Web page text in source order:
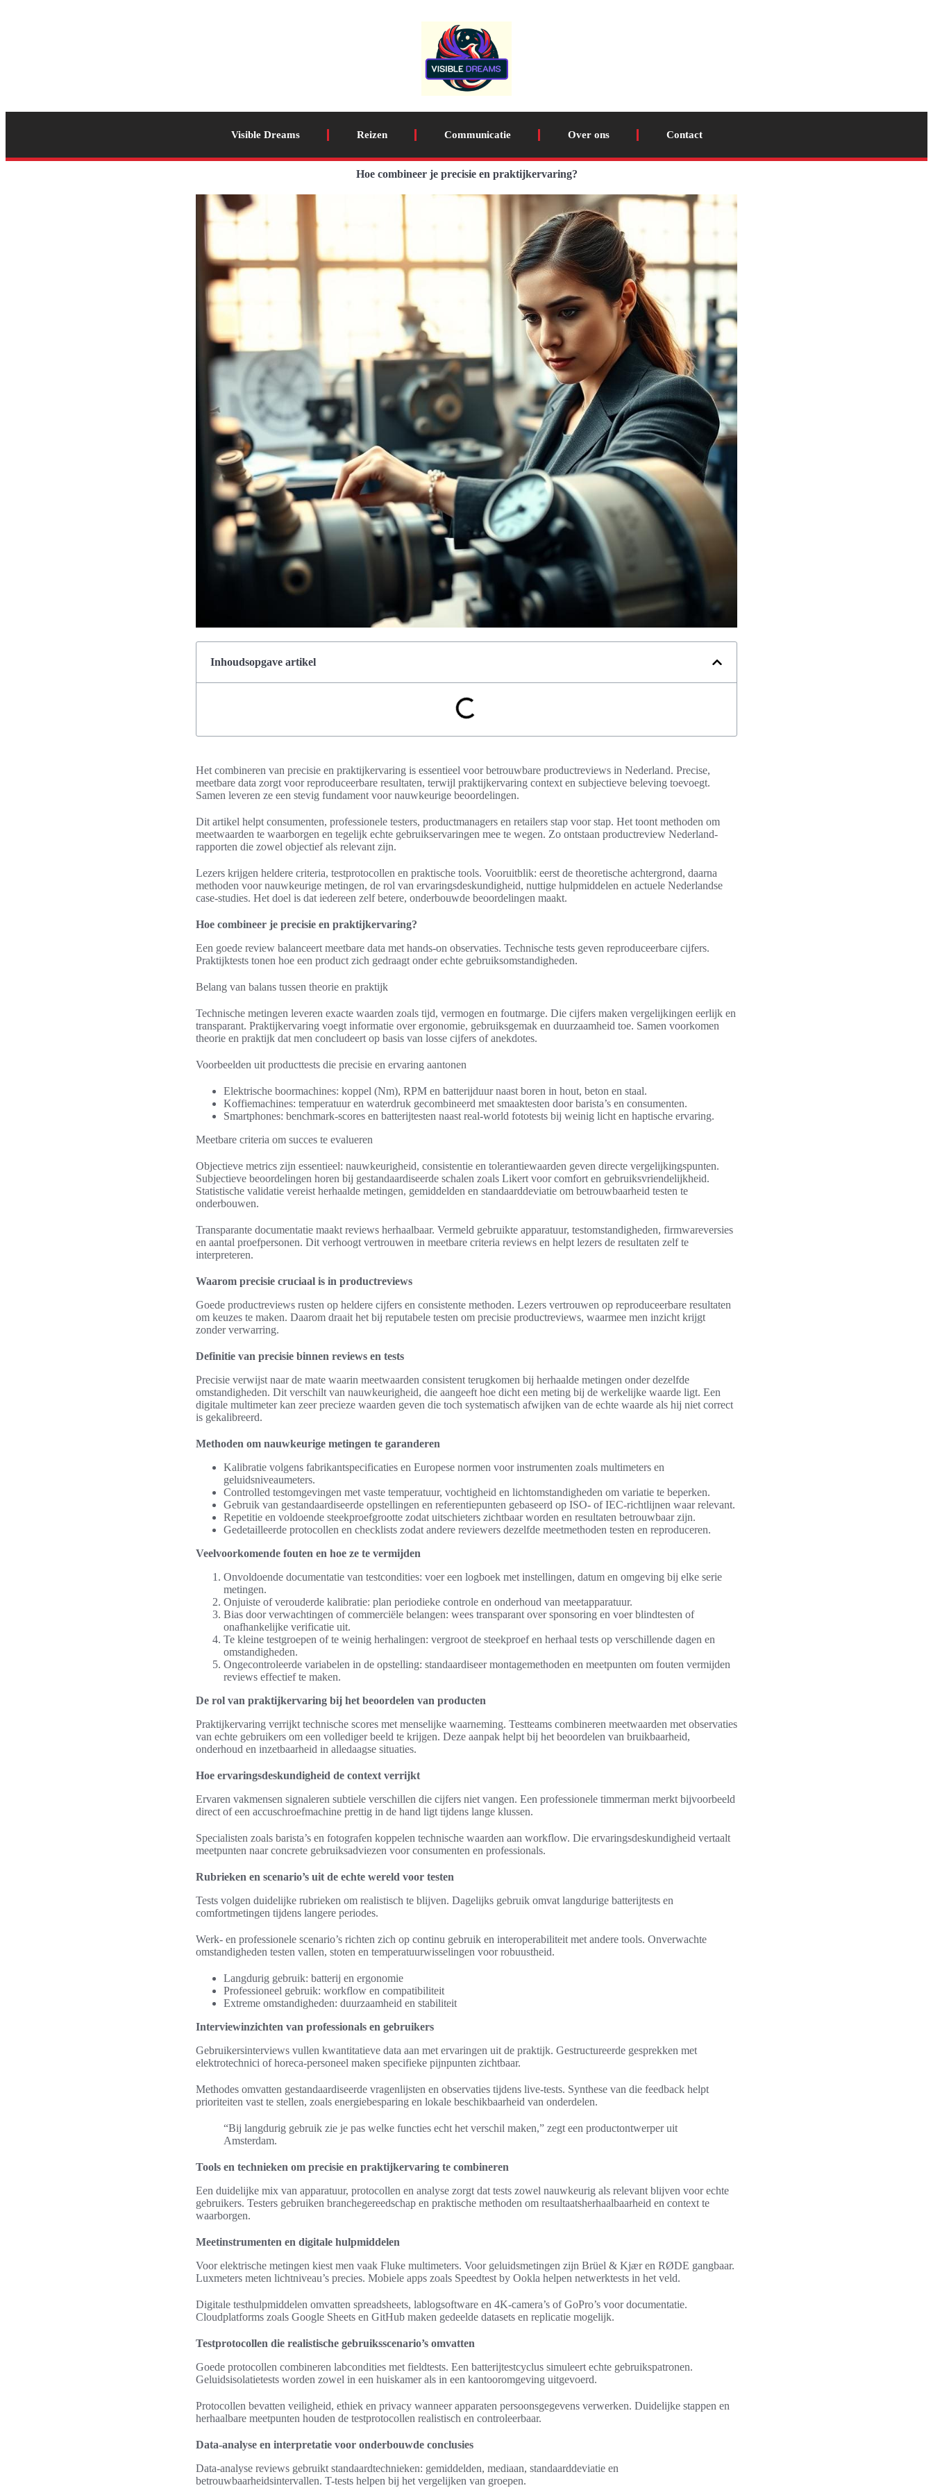
Visible Dreams Reizen Communicatie Over ons Contact
Hoe combineer je precisie en praktijkervaring?
Inhoudsopgave artikel
Het combineren van precisie en praktijkervaring is essentieel voor betrouwbare productreviews in Nederland. Precise,
meetbare data zorgt voor reproduceerbare resultaten, terwijl praktijkervaring context en subjectieve beleving toevoegt.
Samen leveren ze een stevig fundament voor nauwkeurige beoordelingen.
Dit artikel helpt consumenten, professionele testers, productmanagers en retailers stap voor stap. Het toont methoden om
meetwaarden te waarborgen en tegelijk echte gebruikservaringen mee te wegen. Zo ontstaan productreview Nederland-
rapporten die zowel objectief als relevant zijn.
Lezers krijgen heldere criteria, testprotocollen en praktische tools. Vooruitblik: eerst de theoretische achtergrond, daarna
methoden voor nauwkeurige metingen, de rol van ervaringsdeskundigheid, nuttige hulpmiddelen en actuele Nederlandse
case-studies. Het doel is dat iedereen zelf betere, onderbouwde beoordelingen maakt.
Hoe combineer je precisie en praktijkervaring?
Een goede review balanceert meetbare data met hands-on observaties. Technische tests geven reproduceerbare cijfers.
Praktijktests tonen hoe een product zich gedraagt onder echte gebruiksomstandigheden.
Belang van balans tussen theorie en praktijk
Technische metingen leveren exacte waarden zoals tijd, vermogen en foutmarge. Die cijfers maken vergelijkingen eerlijk en
transparant. Praktijkervaring voegt informatie over ergonomie, gebruiksgemak en duurzaamheid toe. Samen voorkomen
theorie en praktijk dat men concludeert op basis van losse cijfers of anekdotes.
Voorbeelden uit producttests die precisie en ervaring aantonen
Elektrische boormachines: koppel (Nm), RPM en batterijduur naast boren in hout, beton en staal.
Koffiemachines: temperatuur en waterdruk gecombineerd met smaaktesten door barista’s en consumenten.
Smartphones: benchmark-scores en batterijtesten naast real-world fototests bij weinig licht en haptische ervaring.
Meetbare criteria om succes te evalueren
Objectieve metrics zijn essentieel: nauwkeurigheid, consistentie en tolerantiewaarden geven directe vergelijkingspunten.
Subjectieve beoordelingen horen bij gestandaardiseerde schalen zoals Likert voor comfort en gebruiksvriendelijkheid.
Statistische validatie vereist herhaalde metingen, gemiddelden en standaarddeviatie om betrouwbaarheid testen te
onderbouwen.
Transparante documentatie maakt reviews herhaalbaar. Vermeld gebruikte apparatuur, testomstandigheden, firmwareversies
en aantal proefpersonen. Dit verhoogt vertrouwen in meetbare criteria reviews en helpt lezers de resultaten zelf te
interpreteren.
Waarom precisie cruciaal is in productreviews
Goede productreviews rusten op heldere cijfers en consistente methoden. Lezers vertrouwen op reproduceerbare resultaten
om keuzes te maken. Daarom draait het bij reputabele testen om precisie productreviews, waarmee men inzicht krijgt
zonder verwarring.
Definitie van precisie binnen reviews en tests
Precisie verwijst naar de mate waarin meetwaarden consistent terugkomen bij herhaalde metingen onder dezelfde
omstandigheden. Dit verschilt van nauwkeurigheid, die aangeeft hoe dicht een meting bij de werkelijke waarde ligt. Een
digitale multimeter kan zeer precieze waarden geven die toch systematisch afwijken van de echte waarde als hij niet correct
is gekalibreerd.
Methoden om nauwkeurige metingen te garanderen
Kalibratie volgens fabrikantspecificaties en Europese normen voor instrumenten zoals multimeters en
geluidsniveaumeters.
Controlled testomgevingen met vaste temperatuur, vochtigheid en lichtomstandigheden om variatie te beperken.
Gebruik van gestandaardiseerde opstellingen en referentiepunten gebaseerd op ISO- of IEC-richtlijnen waar relevant.
Repetitie en voldoende steekproefgrootte zodat uitschieters zichtbaar worden en resultaten betrouwbaar zijn.
Gedetailleerde protocollen en checklists zodat andere reviewers dezelfde meetmethoden testen en reproduceren.
Veelvoorkomende fouten en hoe ze te vermijden
Onvoldoende documentatie van testcondities: voer een logboek met instellingen, datum en omgeving bij elke serie
metingen.
Onjuiste of verouderde kalibratie: plan periodieke controle en onderhoud van meetapparatuur.
Bias door verwachtingen of commerciële belangen: wees transparant over sponsoring en voer blindtesten of
onafhankelijke verificatie uit.
Te kleine testgroepen of te weinig herhalingen: vergroot de steekproef en herhaal tests op verschillende dagen en
omstandigheden.
Ongecontroleerde variabelen in de opstelling: standaardiseer montagemethoden en meetpunten om fouten vermijden
reviews effectief te maken.
De rol van praktijkervaring bij het beoordelen van producten
Praktijkervaring verrijkt technische scores met menselijke waarneming. Testteams combineren meetwaarden met observaties
van echte gebruikers om een vollediger beeld te krijgen. Deze aanpak helpt bij het beoordelen van bruikbaarheid,
onderhoud en inzetbaarheid in alledaagse situaties.
Hoe ervaringsdeskundigheid de context verrijkt
Ervaren vakmensen signaleren subtiele verschillen die cijfers niet vangen. Een professionele timmerman merkt bijvoorbeeld
direct of een accuschroefmachine prettig in de hand ligt tijdens lange klussen.
Specialisten zoals barista’s en fotografen koppelen technische waarden aan workflow. Die ervaringsdeskundigheid vertaalt
meetpunten naar concrete gebruiksadviezen voor consumenten en professionals.
Rubrieken en scenario’s uit de echte wereld voor testen
Tests volgen duidelijke rubrieken om realistisch te blijven. Dagelijks gebruik omvat langdurige batterijtests en
comfortmetingen tijdens langere periodes.
Werk- en professionele scenario’s richten zich op continu gebruik en interoperabiliteit met andere tools. Onverwachte
omstandigheden testen vallen, stoten en temperatuurwisselingen voor robuustheid.
Langdurig gebruik: batterij en ergonomie
Professioneel gebruik: workflow en compatibiliteit
Extreme omstandigheden: duurzaamheid en stabiliteit
Interviewinzichten van professionals en gebruikers
Gebruikersinterviews vullen kwantitatieve data aan met ervaringen uit de praktijk. Gestructureerde gesprekken met
elektrotechnici of horeca-personeel maken specifieke pijnpunten zichtbaar.
Methodes omvatten gestandaardiseerde vragenlijsten en observaties tijdens live-tests. Synthese van die feedback helpt
prioriteiten vast te stellen, zoals energiebesparing en lokale beschikbaarheid van onderdelen.
“Bij langdurig gebruik zie je pas welke functies echt het verschil maken,” zegt een productontwerper uit
Amsterdam.
Tools en technieken om precisie en praktijkervaring te combineren
Een duidelijke mix van apparatuur, protocollen en analyse zorgt dat tests zowel nauwkeurig als relevant blijven voor echte
gebruikers. Testers gebruiken branchegereedschap en praktische methoden om resultaatsherhaalbaarheid en context te
waarborgen.
Meetinstrumenten en digitale hulpmiddelen
Voor elektrische metingen kiest men vaak Fluke multimeters. Voor geluidsmetingen zijn Brüel & Kjær en RØDE gangbaar.
Luxmeters meten lichtniveau’s precies. Mobiele apps zoals Speedtest by Ookla helpen netwerktests in het veld.
Digitale testhulpmiddelen omvatten spreadsheets, lablogsoftware en 4K-camera’s of GoPro’s voor documentatie.
Cloudplatforms zoals Google Sheets en GitHub maken gedeelde datasets en replicatie mogelijk.
Testprotocollen die realistische gebruiksscenario’s omvatten
Goede protocollen combineren labcondities met fieldtests. Een batterijtestcyclus simuleert echte gebruikspatronen.
Geluidsisolatietests worden zowel in een huiskamer als in een kantooromgeving uitgevoerd.
Protocollen bevatten veiligheid, ethiek en privacy wanneer apparaten persoonsgegevens verwerken. Duidelijke stappen en
herhaalbare meetpunten houden de testprotocollen realistisch en controleerbaar.
Data-analyse en interpretatie voor onderbouwde conclusies
Data-analyse reviews gebruikt standaardtechnieken: gemiddelden, mediaan, standaarddeviatie en
betrouwbaarheidsintervallen. T-tests helpen bij het vergelijken van groepen.